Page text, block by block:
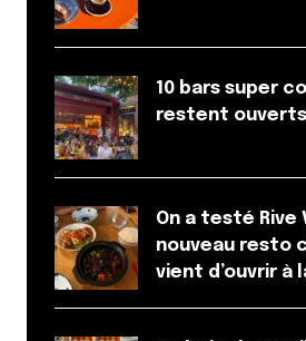
10 bars super
restent
On a testé Rive
nouveau resto
vient d’ouvrir à